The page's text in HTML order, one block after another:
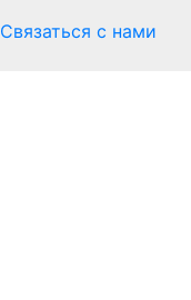
Связаться с нами